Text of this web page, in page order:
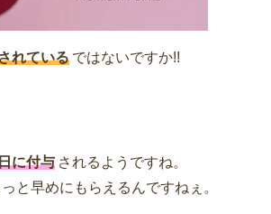
れている ではないですか!!
に付与 されるようですね。
と早めにもらえるんですねぇ。